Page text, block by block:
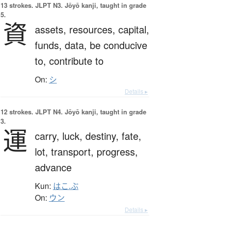
13 strokes. JLPT N3. Jōyō kanji, taught in grade
5.
資 assets, resources, capital,
funds, data, be conducive
to, contribute to
On: シ
Details ▸
12 strokes. JLPT N4. Jōyō kanji, taught in grade
3.
運 carry, luck, destiny, fate,
lot, transport, progress,
advance
Kun: はこ.ぶ
On: ウン
Details ▸